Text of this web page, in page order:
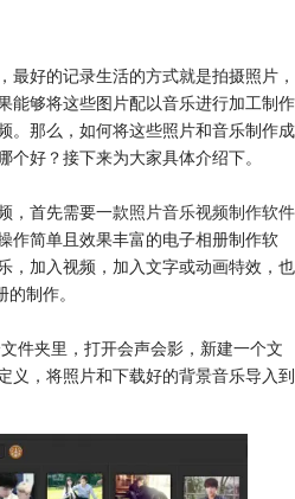
最好的记录生活的方式就是拍摄照片，
能够将这些图片配以音乐进行加工制作
。那么，如何将这些照片和音乐制作成
好？接下来为大家具体介绍下。
，首先需要一款照片音乐视频制作软件
简单且效果丰富的电子相册制作软
，加入视频，加入文字或动画特效，也
制作。
件夹里，打开会声会影，新建一个文
义，将照片和下载好的背景音乐导入到